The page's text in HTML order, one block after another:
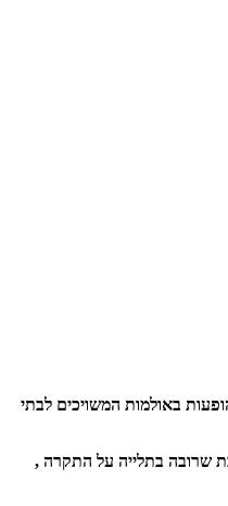
באולמות המשויכים לבתי
שרובה בתלייה על התקרה ,